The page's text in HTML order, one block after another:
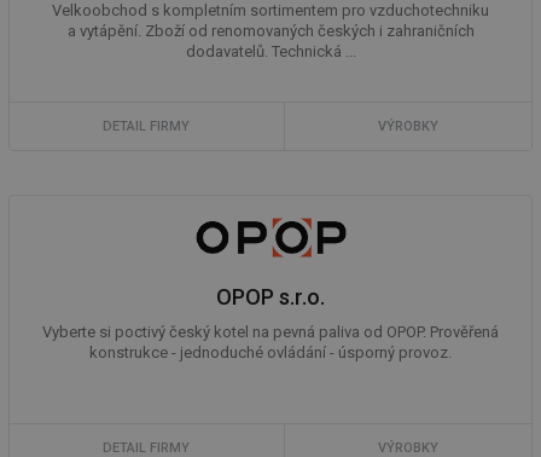
Velkoobchod s kompletním sortimentem pro vzduchotechniku
a vytápění. Zboží od renomovaných českých i zahraničních
dodavatelů. Technická ...
DETAIL FIRMY VÝROBKY
OPOP s.r.o.
Vyberte si poctivý český kotel na pevná paliva od OPOP. Prověřená
konstrukce - jednoduché ovládání - úsporný provoz.
DETAIL FIRMY VÝROBKY